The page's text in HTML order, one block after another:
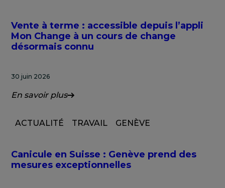
Vente à terme : accessible depuis l’appli
Mon Change à un cours de change
désormais connu
30 juin 2026
En savoir plus
ACTUALITÉ TRAVAIL GENÈVE
Canicule en Suisse : Genève prend des
mesures exceptionnelles